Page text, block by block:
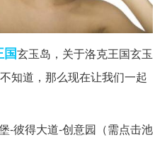
国玄玉岛，关于洛克王国玄玉
知道，那么现在让我们一起
-彼得大道-创意园（需点击池